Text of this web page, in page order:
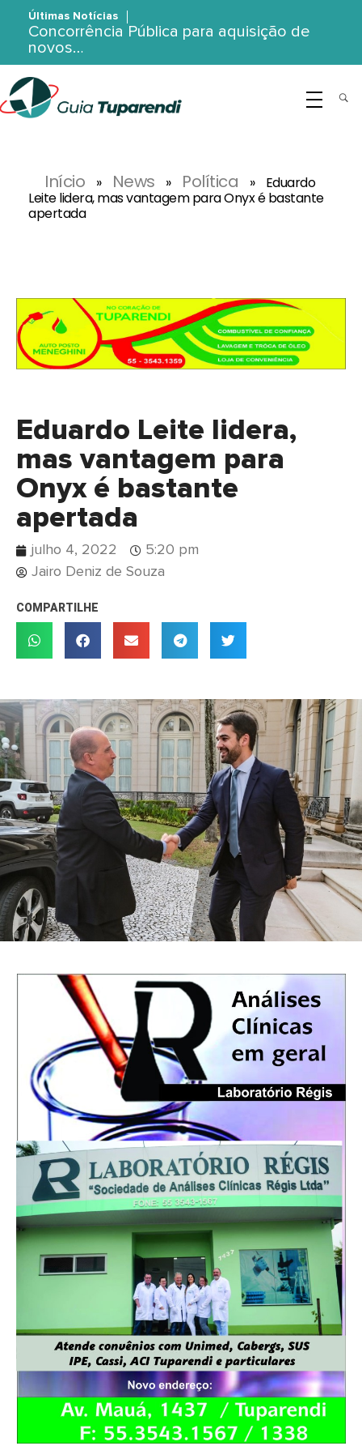
Últimas Notícias
Concorrência Pública para aquisição de
novos…
Início » News » Política »
Eduardo
Leite lidera, mas vantagem para Onyx é bastante
apertada
Eduardo Leite lidera,
mas vantagem para
Onyx é bastante
apertada
julho 4, 2022
5:20 pm
Jairo Deniz de Souza
COMPARTILHE